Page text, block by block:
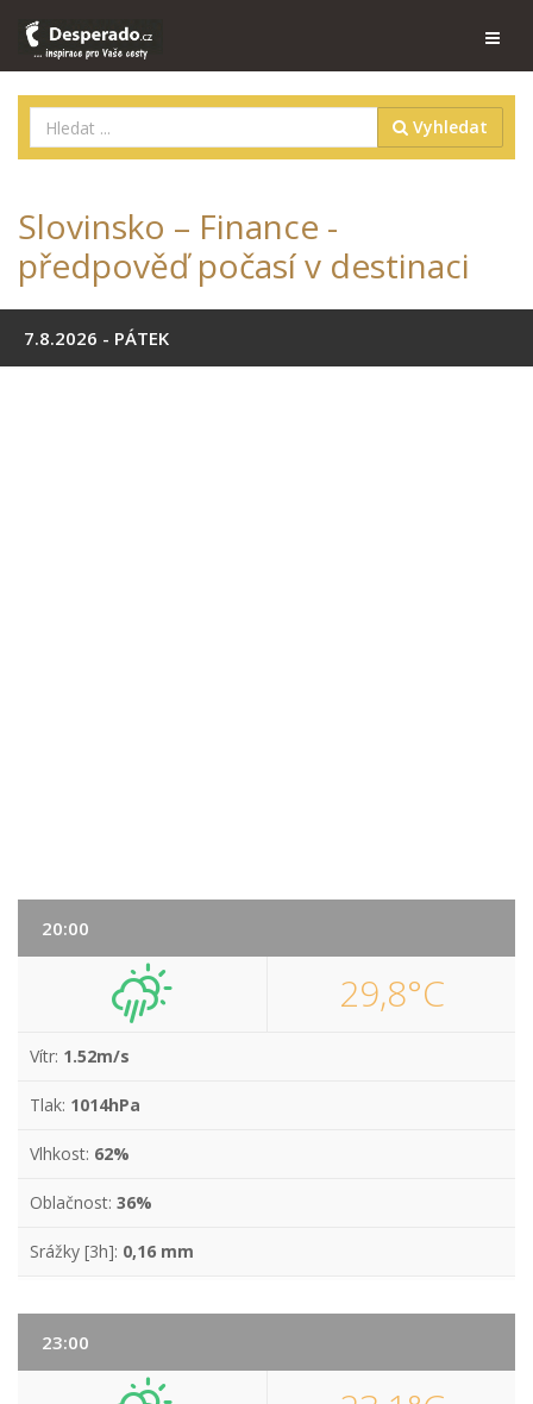
Vyhledat
Slovinsko – Finance -
předpověď počasí v destinaci
7.8.2026 - PÁTEK
20:00
29,8°C
Vítr: 1.52m/s
Tlak: 1014hPa
Vlhkost: 62%
Oblačnost: 36%
Srážky [3h]: 0,16 mm
23:00